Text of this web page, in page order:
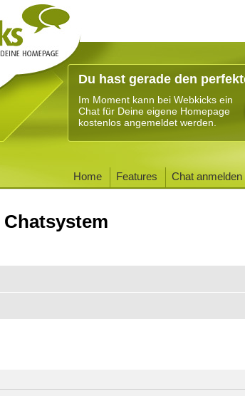
Du hast gerade den
Im Moment kann bei Webkicks ein
Chat für Deine eigene Homepage
kostenlos angemeldet werden.
Home Features Chat anmelden
Chatsystem